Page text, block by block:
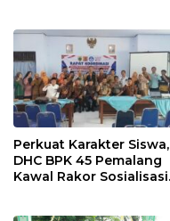
Perkuat Karakter Siswa,
DHC BPK 45 Pemalang
Kawal Rakor Sosialisasi